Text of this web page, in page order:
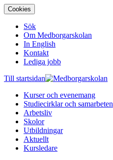
Cookies
Sök
Om Medborgarskolan
In English
Kontakt
Lediga jobb
Till startsidan
Kurser och evenemang
Studiecirklar och samarbeten
Arbetsliv
Skolor
Utbildningar
Aktuellt
Kursledare